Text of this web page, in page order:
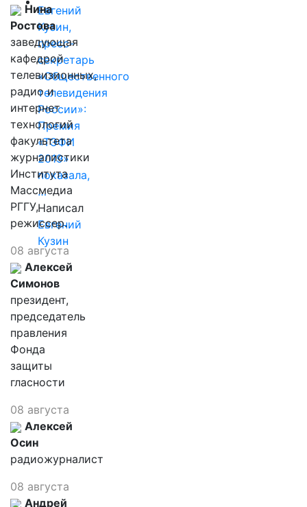
Евгений
Кузин,
пресс-
секретарь
«Общественного
телевидения
России»:
Премия
«ТЭФИ
2019»
показала,
…
Написал
Евгений
Кузин
Нина
Ростова
заведующая
кафедрой
телевизионных,
радио и
интернет
технологий
факультета
журналистики
Института
Массмедиа
РГГУ,
режиссер.
08 августа
Алексей
Симонов
президент,
председатель
правления
Фонда
защиты
гласности
08 августа
Алексей
Осин
радиожурналист
08 августа
Андрей